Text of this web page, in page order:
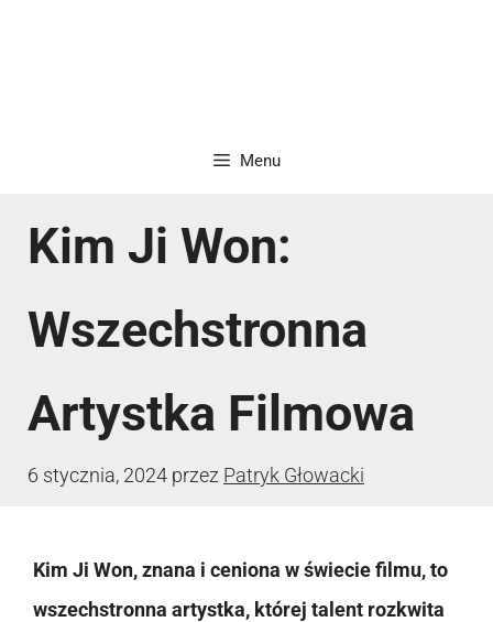
Menu
Kim Ji Won:
Wszechstronna
Artystka Filmowa
6 stycznia, 2024 przez Patryk Głowacki
Kim Ji Won, znana i ceniona w świecie filmu, to
wszechstronna artystka, której talent rozkwita